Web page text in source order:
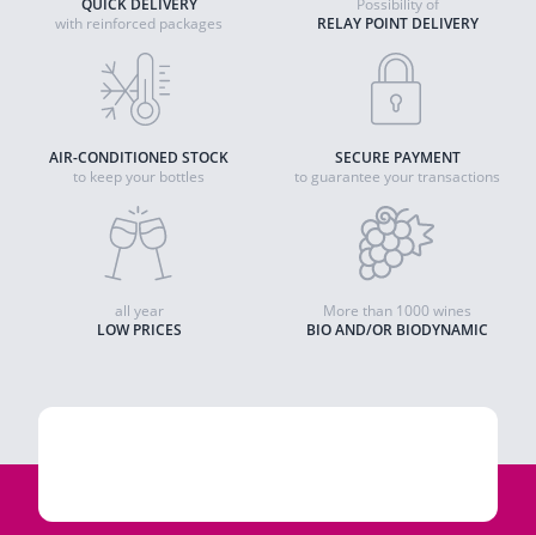
QUICK DELIVERY
with reinforced packages
RELAY POINT DELIVERY
Possibility of
AIR-CONDITIONED STOCK
to keep your bottles
SECURE PAYMENT
to guarantee your transactions
LOW PRICES
all year
BIO AND/OR BIODYNAMIC
More than 1000 wines